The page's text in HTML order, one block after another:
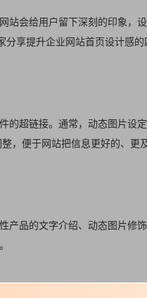
站会给用户留下深刻的印象，
分享提升企业网站首页设计感的
的超链接。通常，动态图片设
，便于网站把信息更好的、更
产品的文字介绍、动态图片修